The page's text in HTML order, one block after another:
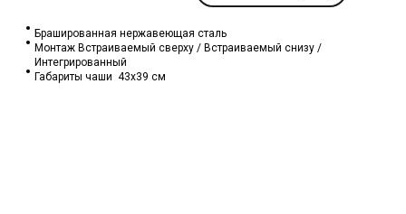
Брашированная нержавеющая сталь
Монтаж Встраиваемый сверху / Встраиваемый снизу /
Интегрированный
Габариты чаши 43x39 см